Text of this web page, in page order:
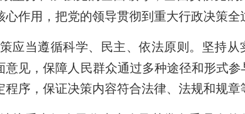
作用，把党的领导贯彻到重大行政决策全
应当遵循科学、民主、依法原则。坚持从
见，保障人民群众通过多种途径和形式参
序，保证决策内容符合法律、法规和规章